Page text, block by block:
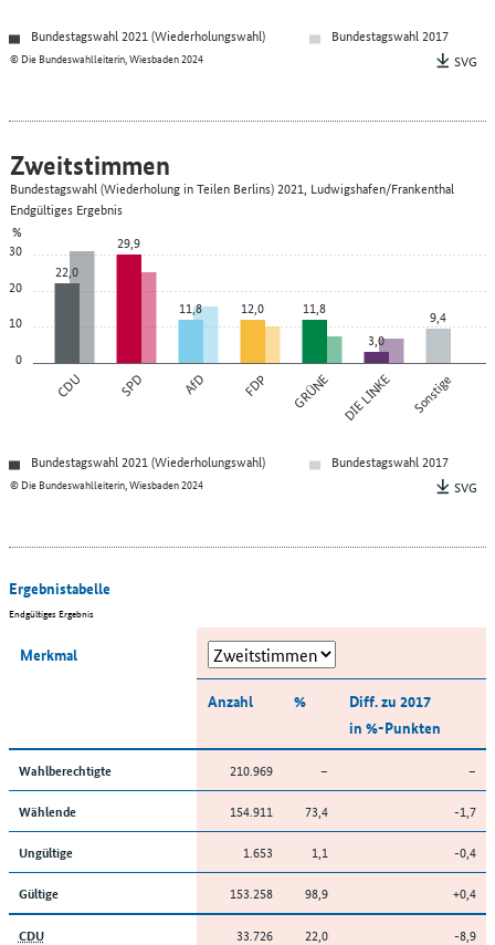
© Die Bundeswahlleiterin, Wiesbaden 2024
Bundestagswahl 2021 (Wiederholungswahl)
Bundestagswahl 2017
SVG
0
10
20
30
%
CDU SPD AfD FDP GRÜNE DIE LINKE Sonstige
22,0
29,9
11,8 12,0
11,8
3,0
9,4
© Die Bundeswahlleiterin, Wiesbaden 2024
Zweitstimmen
Bundestagswahl (Wiederholung in Teilen Berlins) 2021, Ludwigshafen/Frankenthal
Endgültiges Ergebnis
Bundestagswahl 2021 (Wiederholungswahl)
Bundestagswahl 2017
SVG
Ergebnistabelle
Endgültiges Ergebnis
Merkmal
Anzahl %
Diff. zu 2017
in %-Punkten
Wahlberechtigte 210.969 – –
Wählende 154.911 73,4 -1,7
Ungültige 1.653 1,1 -0,4
Gültige 153.258 98,9 +0,4
CDU 33.726 22,0 -8,9